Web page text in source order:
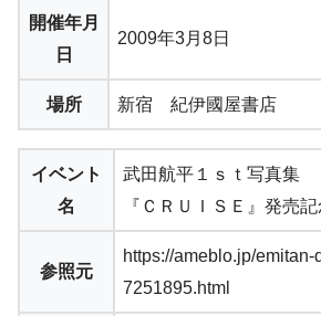
開催年月
日
2009年3月8日
場所 新宿 紀伊國屋書店
イベント
名
武田航平１ｓｔ写真集
『ＣＲＵＩＳＥ』発売
参照元
https://ameblo.jp/
7251895.html